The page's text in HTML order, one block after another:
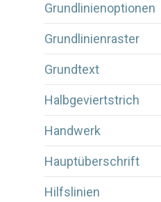
Grundlinienoptionen
Grundlinienraster
Grundtext
Halbgeviertstrich
Handwerk
Hauptüberschrift
Hilfslinien